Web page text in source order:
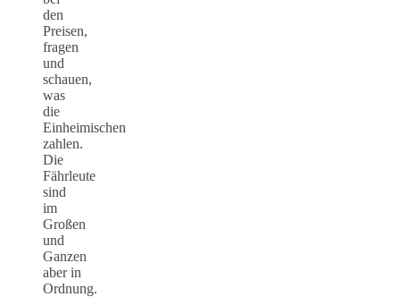
den
Preisen,
fragen
und
schauen,
was
die
Einheimischen
zahlen.
Die
Fährleute
sind
im
Großen
und
Ganzen
aber in
Ordnung.